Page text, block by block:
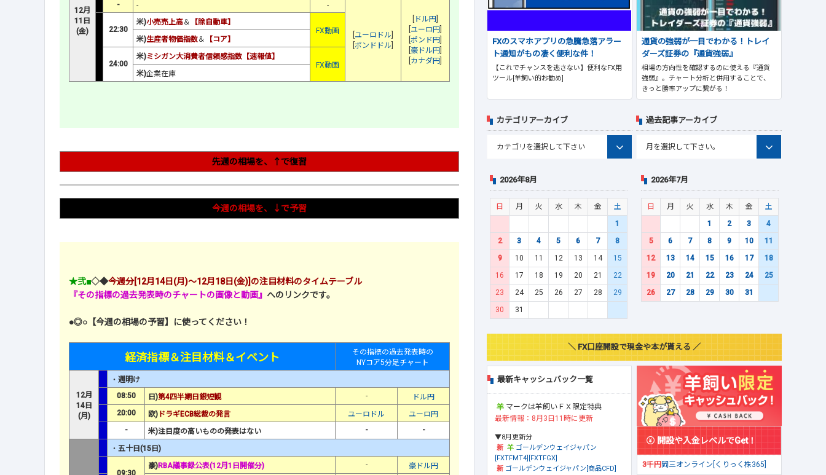
12月
11日
(金)
-
- -
ユーロドル
ポンドドル
ドル円
ユーロ円
ポンド円
豪ドル円
カナダ円
22:30
米)小売売上高＆
【除自動車】
FX動画
米)生産者物価指数＆ 【コア】
24:00
米)ミシガン大消費者信頼感指数【速報値】
FX動画
米)企業在庫
先週の相場を、↑で復習
今週の相場を、↓で予習
★弐■◇◆今週分[12月14日(月)～12月18日(金)]の注目材料のタイムテーブル
『その指標の過去発表時のチャートの画像と動画』 へのリンクです。
●◎○【今週の相場の予習】に使ってください！
経済指標＆注目材料＆イベント
その指標の過去発表時の
NYコア5分足チャート
12月
14日
(月)
・ 週明け
08:50
日)第4四半期日銀短観 -
ドル円
20:00
欧) ドラギECB総裁の発言 ユーロドル
ユーロ円
-
米)注目度の高いものの発表はない - -
・ 五十日(15日)
09:30
豪)RBA議事録公表(12月1日開催分) - 豪ドル円
FXのスマホアプリの急騰急落アラー
ト通知がもの凄く便利な件！
【これでチャンスを逃さない】便利なFX用
ツール[羊飼い的お勧め]
通貨の強弱が一目でわかる！トレイ
ダーズ証券の『通貨強弱』
相場の方向性を確認するのに使える『通貨
強弱』。チャート分析と併用することで、
きっと勝率アップに繋がる！
カテゴリアーカイブ 過去記事アーカイブ
2026年8月
日 月 火 水 木 金
土
1
2
3 4 5 6 7
8
9
10 11 12 13 14
15
16
17 18 19 20 21
22
23
24 25 26 27 28
29
30
31
2026年7月
日 月 火 水 木 金
土
1
2 3
4
5
6 7 8 9 10
11
12
13 14 15 16 17
18
19
20 21 22 23 24
25
26
27 28 29 30 31
＼ FX口座開設で現金や本が貰える ／
最新キャッシュバック一覧
マークは羊飼いＦＸ限定特典
最新情報：8月3日11時に更新
▼8月更新分
ゴールデンウェイジャパン
[FXTFMT4][FXTFGX]
ゴールデンウェイジャパン[商品CFD]
開設や入金レベルでGet！
3千円岡三オンライン[くりっく株365]